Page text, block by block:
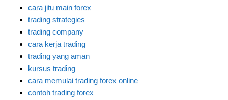
cara jitu main forex
trading strategies
trading company
cara kerja trading
trading yang aman
kursus trading
cara memulai trading forex online
contoh trading forex